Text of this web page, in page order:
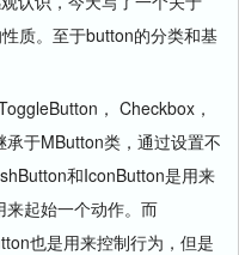
质。至于button的分类和基
， Checkbox，
于MButton类，通过设置不
和IconButton是用来
起始一个动作。而
也是用来控制行为，但是